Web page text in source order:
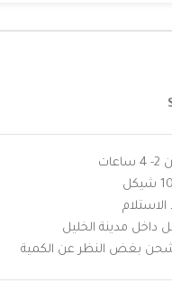
داخل مدينة الخليل
بغض النظر عن الكمية